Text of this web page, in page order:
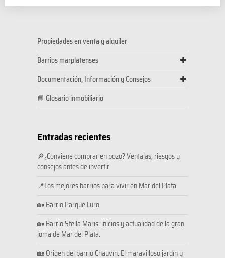
Propiedades en venta y alquiler
Barrios marplatenses
Documentación, Información y Consejos
📘 Glosario inmobiliario
Entradas recientes
🔎¿Conviene comprar en pozo? Ventajas, riesgos y
consejos antes de invertir
📍Los mejores barrios para vivir en Mar del Plata
🏡 Barrio Parque Luro
🏡 Barrio Stella Maris: inicios y actualidad de la gran
loma de Mar del Plata.
🏡 Origen del barrio Chauvín: El maravilloso jardín y